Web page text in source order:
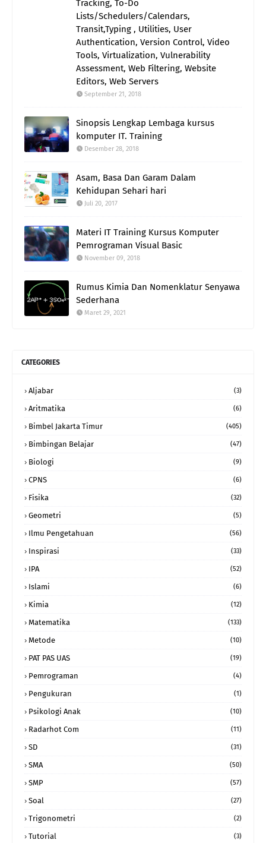
Tracking, To-Do
Lists/Schedulers/Calendars,
Transit,Typing , Utilities, User
Authentication, Version Control, Video
Tools, Virtualization, Vulnerability
Assessment, Web Filtering, Website
Editors, Web Servers
September 21, 2018
Sinopsis Lengkap Lembaga kursus
komputer IT. Training
Desember 28, 2018
Asam, Basa Dan Garam Dalam
Kehidupan Sehari hari
Juli 20, 2017
Materi IT Training Kursus Komputer
Pemrograman Visual Basic
November 09, 2018
Rumus Kimia Dan Nomenklatur Senyawa
Sederhana
Maret 29, 2021
CATEGORIES
Aljabar (3)
Aritmatika (6)
Bimbel Jakarta Timur (405)
Bimbingan Belajar (47)
Biologi (9)
CPNS (6)
Fisika (32)
Geometri (5)
Ilmu Pengetahuan (56)
Inspirasi (33)
IPA (52)
Islami (6)
Kimia (12)
Matematika (133)
Metode (10)
PAT PAS UAS (19)
Pemrograman (4)
Pengukuran (1)
Psikologi Anak (10)
Radarhot Com (11)
SD (31)
SMA (50)
SMP (57)
Soal (27)
Trigonometri (2)
Tutorial (3)